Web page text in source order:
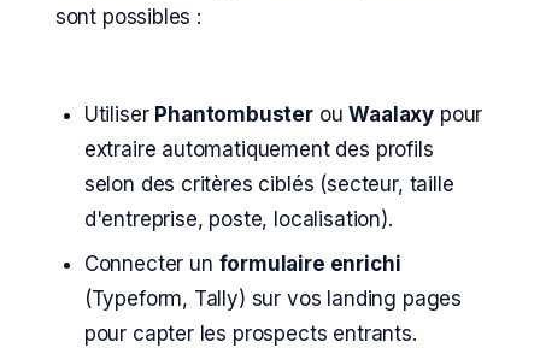
sont possibles :
Utiliser PhantombusterouWaalaxy pour
extraire automatiquement des profils
selon des critères ciblés (secteur, taille
d'entreprise, poste, localisation).
Connecter un formulaire enrichi
(Typeform, Tally) sur vos landing pages
pour capter les prospects entrants.